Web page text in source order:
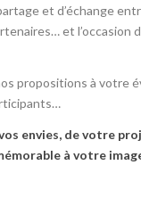
et d’échange
et l’occasion
propositions à votre
envies, de votre
à votre